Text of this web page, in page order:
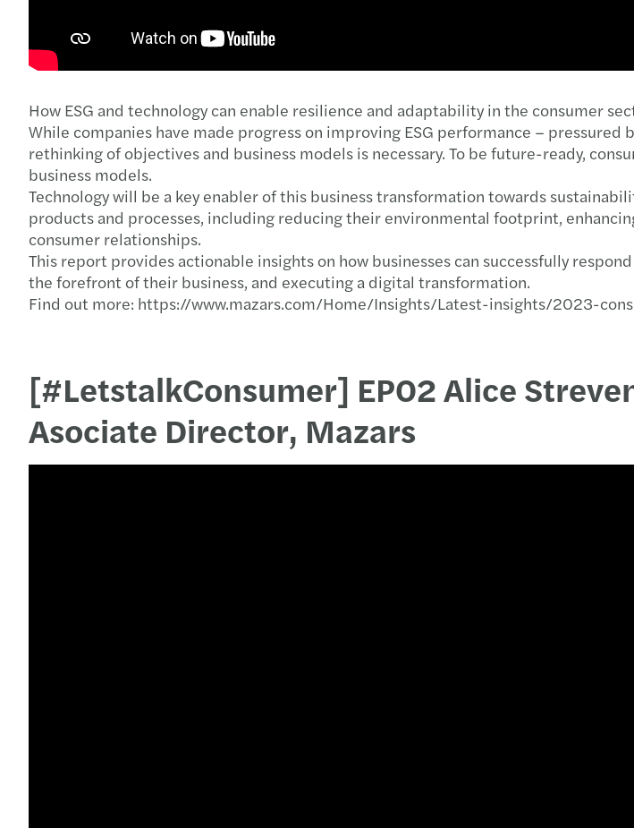
How ESG and technology can enable resilience and adaptability in the consumer
While companies have made progress on improving ESG performance –
rethinking of objectives and business models is necessary. To be future-ready,
business models.
Technology will be a key enabler of this business transformation towards
products and processes, including reducing their environmental footprint,
consumer relationships.
This report provides actionable insights on how businesses can successfully
the forefront of their business, and executing a digital transformation.
Find out more: https://www.mazars.com/Home/Insights/Latest-insights/2023-
[#LetstalkConsumer] EP02 Alice
Asociate Director, Mazars